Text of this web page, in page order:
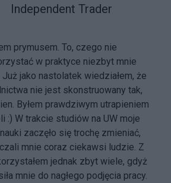
Independent Trader
prymusem. To, czego nie
w praktyce niezbyt mnie
Już jako nastolatek wiedziałem, że
nie jest skonstruowany tak,
Byłem prawdziwym utrapieniem
:) W trakcie studiów na UW moje
zaczęło się trochę zmieniać,
mnie coraz ciekawsi ludzie. Z
jednak zbyt wiele, gdyż
mnie do nagłego podjęcia pracy.